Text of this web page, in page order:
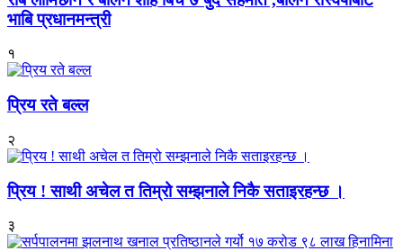
भाबि प्रधानमन्त्री
१
प्रिय रते बल्ल
२
प्रिय ! साथी अचेल त तिम्रो सम्झनाले निकै सताइरहन्छ ।
३